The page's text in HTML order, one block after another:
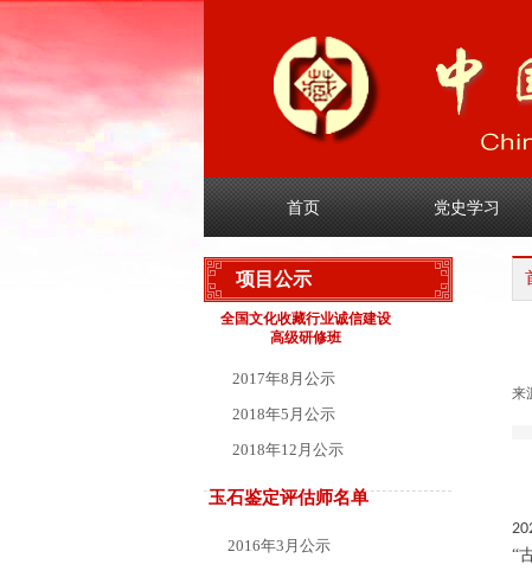
项目公示
首页 党史学习
全国文化收藏行业诚信建设
高级研修班
来
“
2017年8月公示
2018年5月公示
2018年12月公示
玉石鉴定评估师名单
2016年3月公示